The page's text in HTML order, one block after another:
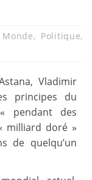
Monde, Politique,
Vladimir
principes du
pendant des
milliard doré »
de quelqu’un